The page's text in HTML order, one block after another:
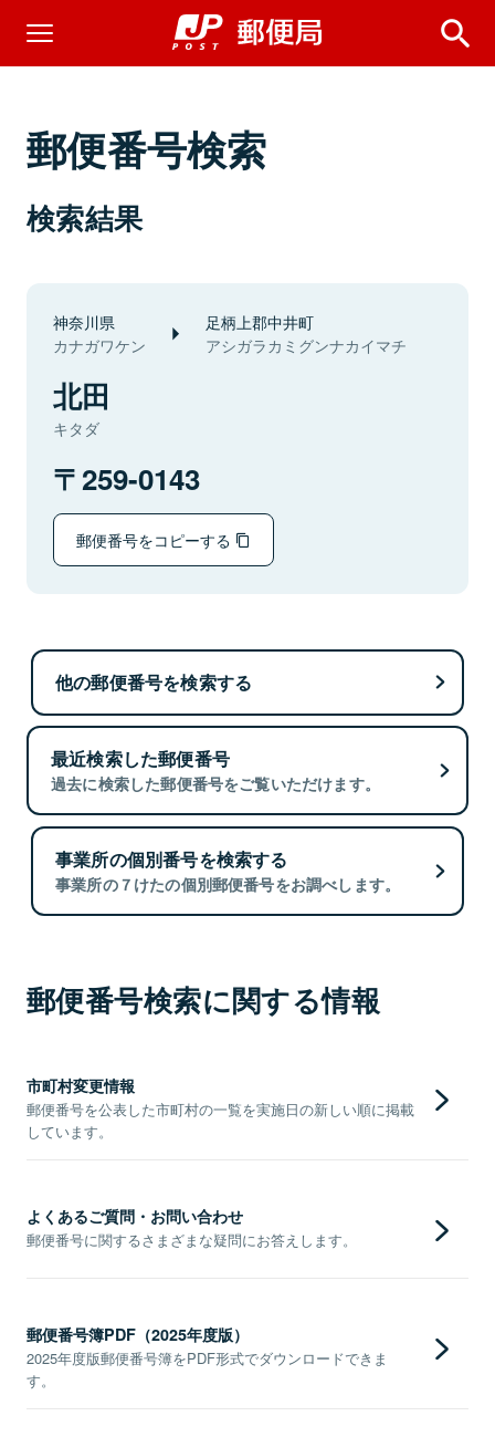
郵便番号検索
検索結果
神奈川県
カナガワケン
足柄上郡中井町
アシガラカミグンナカイマチ
北田
キタダ
259-0143
郵便番号をコピーする
他の郵便番号を検索する
最近検索した郵便番号
過去に検索した郵便番号をご覧いただけます。
事業所の個別番号を検索する
事業所の７けたの個別郵便番号をお調べします。
郵便番号検索に関する情報
市町村変更情報
郵便番号を公表した市町村の一覧を実施日の新しい順に掲載
しています。
よくあるご質問・お問い合わせ
郵便番号に関するさまざまな疑問にお答えします。
郵便番号簿PDF（2025年度版）
2025年度版郵便番号簿をPDF形式でダウンロードできま
す。